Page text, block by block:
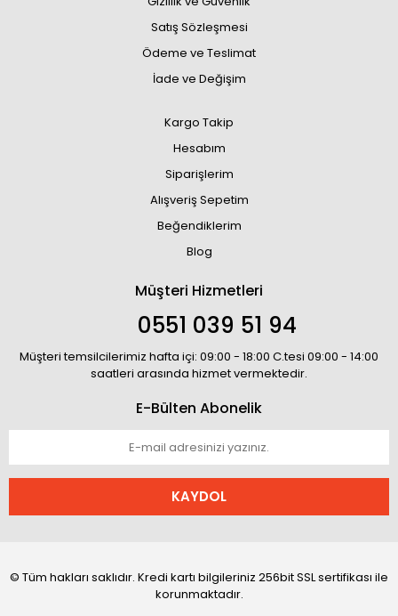
Satış Sözleşmesi
Ödeme ve Teslimat
İade ve Değişim
Kargo Takip
Hesabım
Siparişlerim
Alışveriş Sepetim
Beğendiklerim
Blog
Müşteri Hizmetleri
0551 039 51 94
Müşteri temsilcilerimiz hafta içi: 09:00 - 18:00 C.tesi 09:00 - 14:00
saatleri arasında hizmet vermektedir.
E-Bülten Abonelik
KAYDOL
© Tüm hakları saklıdır. Kredi kartı bilgileriniz 256bit SSL sertifikası ile
korunmaktadır.